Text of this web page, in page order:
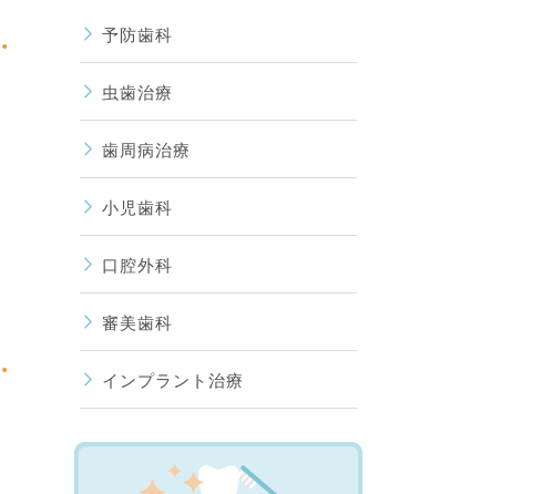
予防歯科
虫歯治療
歯周病治療
小児歯科
口腔外科
審美歯科
インプラント治療